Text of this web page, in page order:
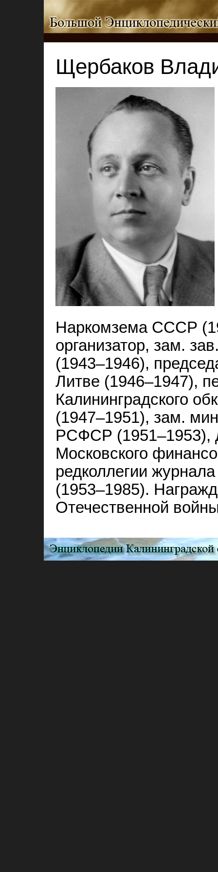
Щербаков
Наркомзема СССР
организатор, зам.
(1943–1946),
Литве (1946–1947),
Калининградского
(1947–1951), зам.
РСФСР (1951–1953),
Московского
редколлегии
(1953–1985).
Отечественной